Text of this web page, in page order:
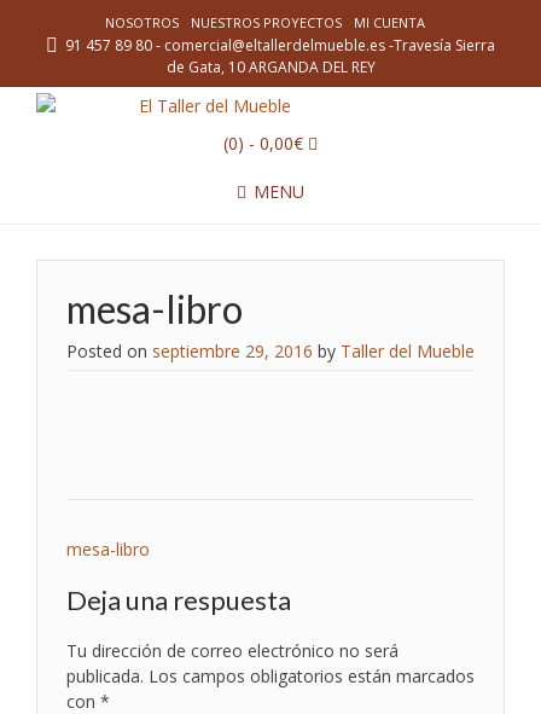
NOSOTROS NUESTROS PROYECTOS MI CUENTA
91 457 89 80 - comercial@eltallerdelmueble.es -Travesía Sierra
de Gata, 10 ARGANDA DEL REY
(0) - 0,00€
MENU
mesa-libro
Posted on septiembre 29, 2016 by Taller del Mueble
Navegación
de
entradas
mesa-libro
Deja una respuesta
Tu dirección de correo electrónico no será
publicada. Los campos obligatorios están marcados
con *